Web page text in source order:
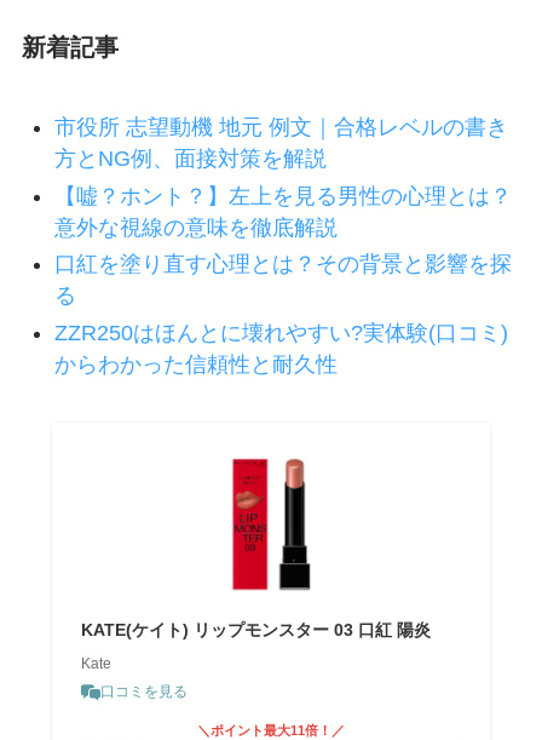
新着記事
市役所 志望動機 地元 例文｜合格レベルの書き
方とNG例、面接対策を解説
【嘘？ホント？】左上を見る男性の心理とは？
意外な視線の意味を徹底解説
口紅を塗り直す心理とは？その背景と影響を探
る
ZZR250はほんとに壊れやすい?実体験(口コミ)
からわかった信頼性と耐久性
KATE(ケイト) リップモンスター 03 口紅 陽炎
Kate
口コミを見る
＼ポイント最大11倍！／